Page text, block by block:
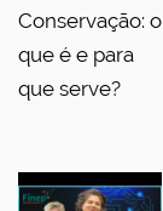
Conservação: o
que é e para
que serve?